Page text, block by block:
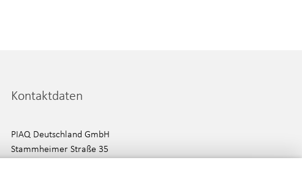
Kontaktdaten
PIAQ Deutschland GmbH
Stammheimer Straße 35